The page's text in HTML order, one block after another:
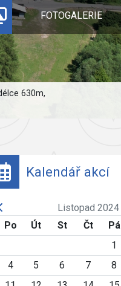
FOTOGALERIE
630m,
Kalendář akcí
Listopad 2024
Po
Út St Čt Pá
1
4
5 6 7 8